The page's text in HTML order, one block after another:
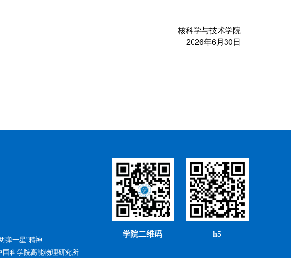
核科学与技术学院
2026年6月30日
弹一星”精神
国科学院高能物理研究所
学院二维码 h5